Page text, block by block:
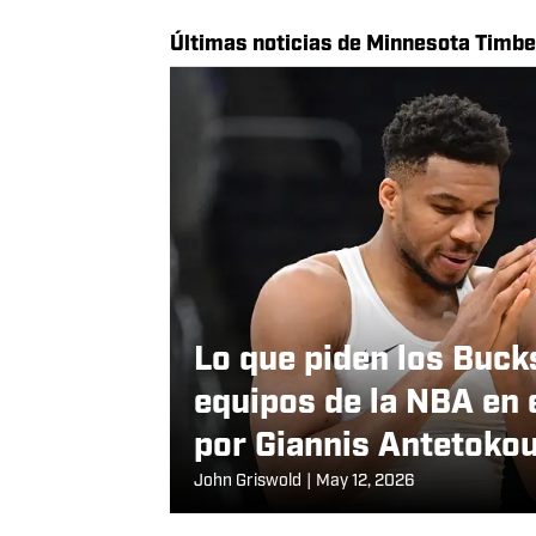
Schedule
Últimas noticias de Minnesota